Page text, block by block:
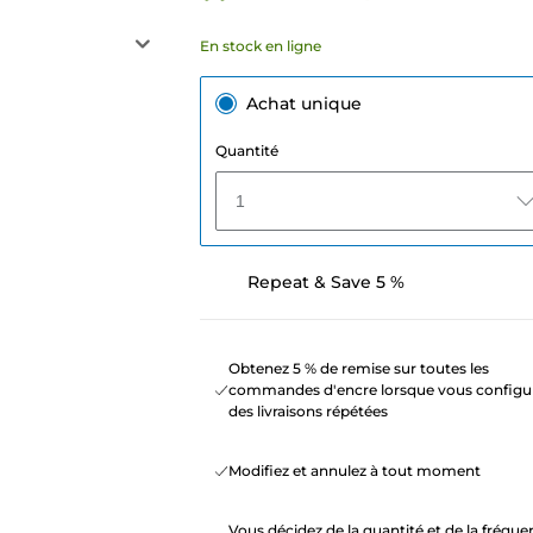
En stock en ligne
Achat unique
Quantité
1
Repeat & Save 5 %
Obtenez 5 % de remise sur toutes les
commandes d'encre lorsque vous
des livraisons répétées
Modifiez et annulez à tout moment